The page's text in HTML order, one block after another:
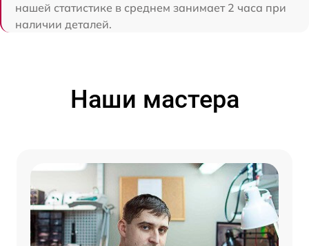
нашей статистике в среднем занимает 2 часа при
наличии деталей.
Наши мастера